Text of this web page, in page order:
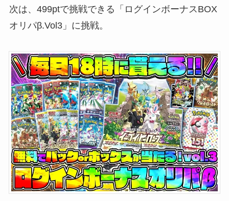
次は、499ptで挑戦できる「ログインボーナスBOX
オリパβ.Vol3」に挑戦。